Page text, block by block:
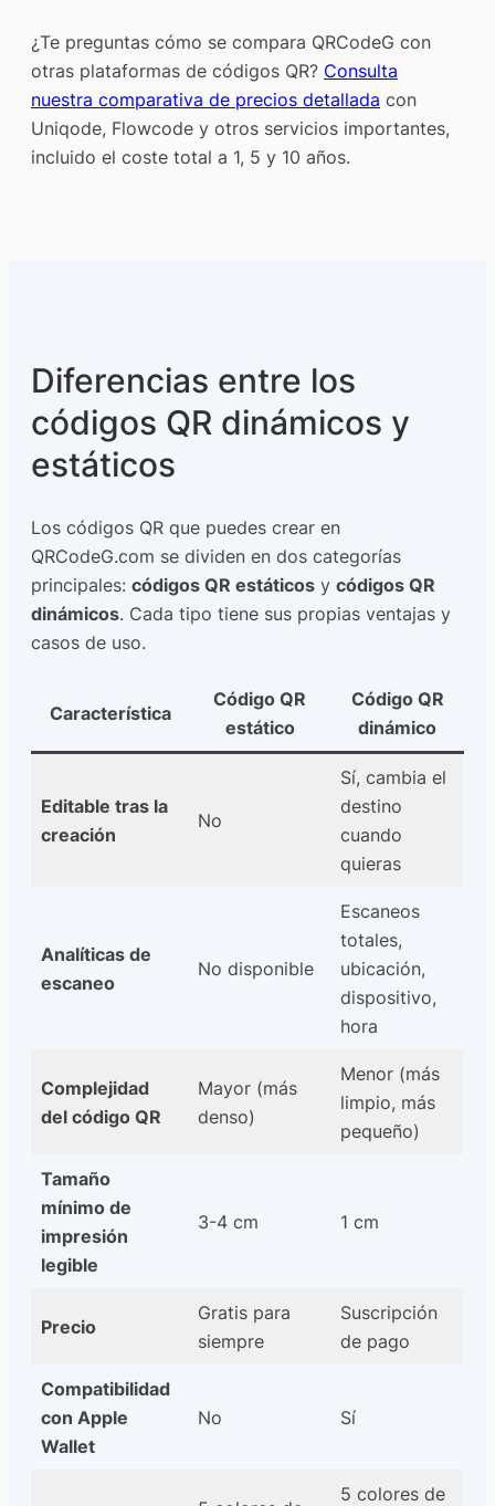
¿Te preguntas cómo se compara QRCodeG con
otras plataformas de códigos QR? Consulta
nuestra comparativa de precios detallada con
Uniqode, Flowcode y otros servicios importantes,
incluido el coste total a 1, 5 y 10 años.
Diferencias entre los
códigos QR dinámicos y
estáticos
Los códigos QR que puedes crear en
QRCodeG.com se dividen en dos categorías
principales: códigos QR estáticos y códigos QR
dinámicos. Cada tipo tiene sus propias ventajas y
casos de uso.
Característica
Código QR
estático
Código QR
dinámico
Editable tras la
creación
No
Sí, cambia el
destino
cuando
quieras
Analíticas de
escaneo
No disponible
Escaneos
totales,
ubicación,
dispositivo,
hora
Complejidad
del código QR
Mayor (más
denso)
Menor (más
limpio, más
pequeño)
Tamaño
mínimo de
impresión
legible
3-4 cm 1 cm
Precio
Gratis para
siempre
Suscripción
de pago
Compatibilidad
con Apple
Wallet
No Sí
5 colores de